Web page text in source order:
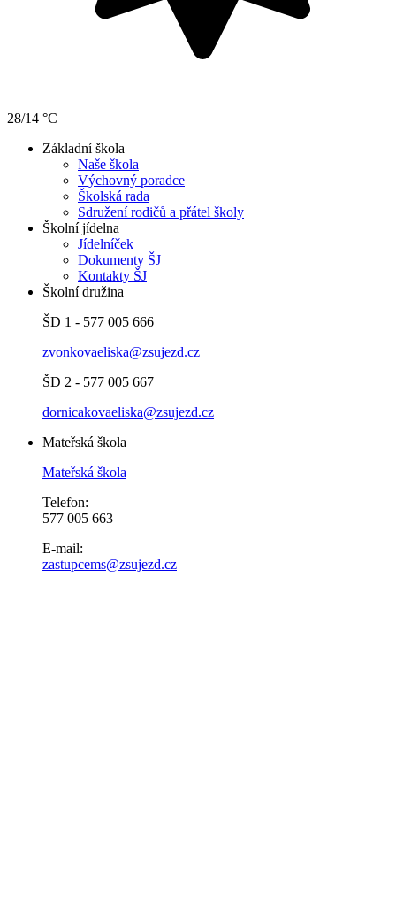
28/14 °C
Základní škola
Naše škola
Výchovný poradce
Školská rada
Sdružení rodičů a přátel školy
Školní jídelna
Jídelníček
Dokumenty ŠJ
Kontakty ŠJ
Školní družina
ŠD 1 - 577 005 666
zvonkovaeliska@zsujezd.cz
ŠD 2 - 577 005 667
dornicakovaeliska@zsujezd.cz
Mateřská škola
Mateřská škola
Telefon:
577 005 663
E-mail:
zastupcems@zsujezd.cz